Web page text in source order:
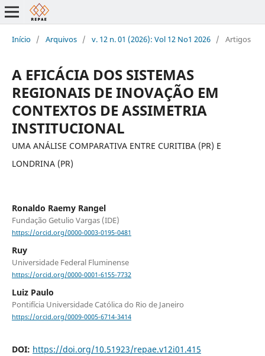
Início / Arquivos / v. 12 n. 01 (2026): Vol 12 No1 2026 / Artigos
A EFICÁCIA DOS SISTEMAS
REGIONAIS DE INOVAÇÃO EM
CONTEXTOS DE ASSIMETRIA
INSTITUCIONAL
UMA ANÁLISE COMPARATIVA ENTRE CURITIBA (PR) E
LONDRINA (PR)
Ronaldo Raemy Rangel
Fundação Getulio Vargas (IDE)
https://orcid.org/0000-0003-0195-0481
Ruy
Universidade Federal Fluminense
https://orcid.org/0000-0001-6155-7732
Luiz Paulo
Pontifícia Universidade Católica do Rio de Janeiro
https://orcid.org/0009-0005-6714-3414
DOI: https://doi.org/10.51923/repae.v12i01.415